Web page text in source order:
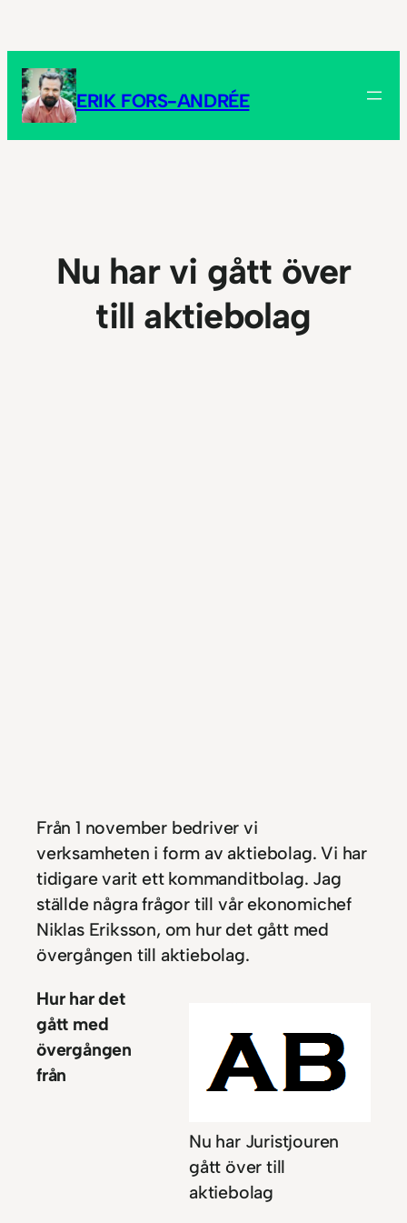
innehåll
ERIK FORS-ANDRÉE
Nu har vi gått över
till aktiebolag
Från 1 november bedriver vi
verksamheten i form av aktiebolag. Vi har
tidigare varit ett kommanditbolag. Jag
ställde några frågor till vår ekonomichef
Niklas Eriksson, om hur det gått med
övergången till aktiebolag.
Nu har Juristjouren
gått över till
aktiebolag
Hur har det
gått med
övergången
från